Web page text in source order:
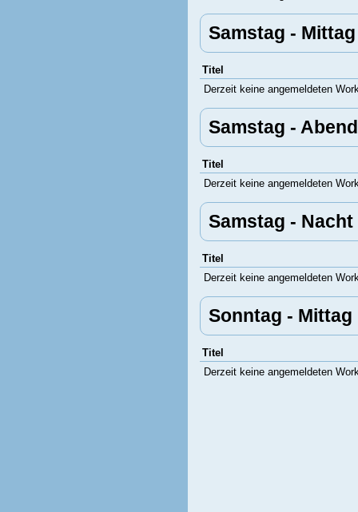
Samstag - Mittag
Titel
Derzeit keine angemeldeten
Samstag - Abend
Titel
Derzeit keine angemeldeten
Samstag - Nacht
Titel
Derzeit keine angemeldeten
Sonntag - Mittag
Titel
Derzeit keine angemeldeten